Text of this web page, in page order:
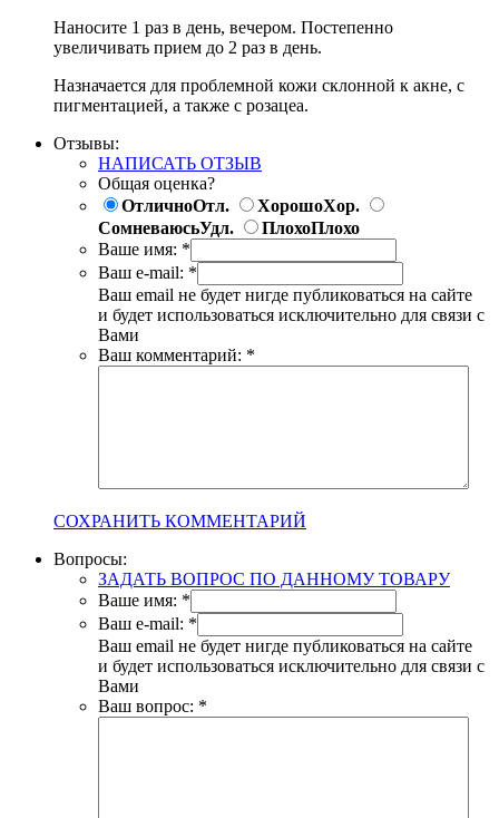
Наносите 1 раз в день, вечером. Постепенно
увеличивать прием до 2 раз в день.
Назначается для проблемной кожи склонной к акне, с
пигментацией, а также с розацеа.
Отзывы:
НАПИСАТЬ ОТЗЫВ
Общая оценка?
ОтличноОтл. ХорошоХор.
СомневаюсьУдл. ПлохоПлохо
Ваше имя: *
Ваш e-mail: *
Ваш email не будет нигде публиковаться на сайте
и будет использоваться исключительно для связи с
Вами
Ваш комментарий: *
СОХРАНИТЬ КОММЕНТАРИЙ
Вопросы:
ЗАДАТЬ ВОПРОС ПО ДАННОМУ ТОВАРУ
Ваше имя: *
Ваш e-mail: *
Ваш email не будет нигде публиковаться на сайте
и будет использоваться исключительно для связи с
Вами
Ваш вопрос: *